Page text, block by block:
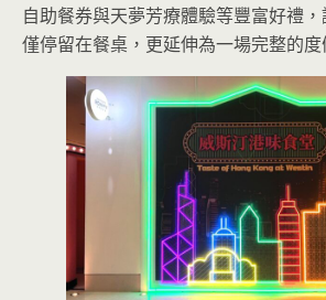
自助餐券與天夢芳療體驗等豐富好禮
僅停留在餐桌，更延伸為一場完整的度